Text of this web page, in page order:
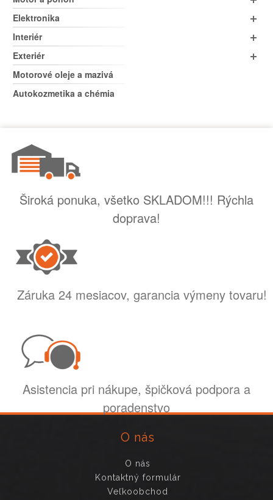
Elektronika
Interiér
Exteriér
Motorové oleje a mazivá
Autokozmetika a chémia
Široká ponuka, všetko SKLADOM!!! Rýchla
doprava!
Záruka 24 mesiacov, garancia výmeny tovaru!
Asistencia pri nákupe, špičková podpora a
poradenstvo
O nás
O nás
Kontaktný formulár
Veľkoobchod